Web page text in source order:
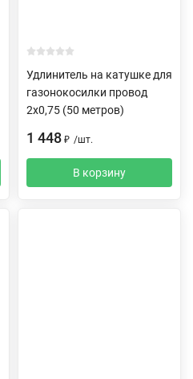
Удлинитель на катушке для
газонокосилки провод
2х0,75 (50 метров)
1 448 ₽ /шт.
В корзину